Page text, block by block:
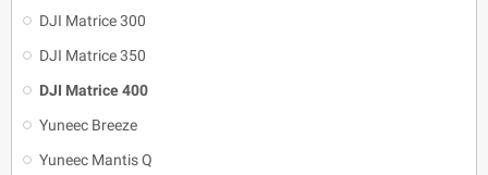
DJI Matrice 300
DJI Matrice 350
DJI Matrice 400
Yuneec Breeze
Yuneec Mantis Q